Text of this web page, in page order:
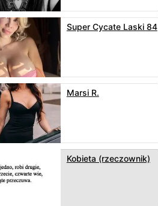
Super Cycate Laski 84
Marsi R.
Kobieta (rzeczownik)